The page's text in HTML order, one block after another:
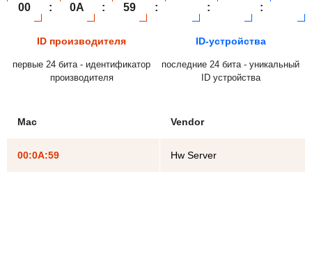
00 : 0A : 59 : : :
ID производителя
первые 24 бита - идентификатор
производителя
ID-устройства
последние 24 бита - уникальный
ID устройства
Mac Vendor
00:0A:59 Hw Server